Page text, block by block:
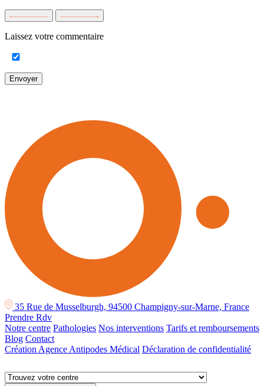
Laissez votre commentaire
Envoyer
35 Rue de Musselburgh, 94500 Champigny-sur-Marne, France
Prendre Rdv
Notre centre Pathologies Nos interventions Tarifs et remboursements
Blog Contact
Création Agence Antipodes Médical Déclaration de confidentialité